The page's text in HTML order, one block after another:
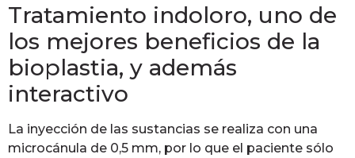
Tratamiento indoloro, uno de
los mejores beneficios de la
bioplastia, y además
interactivo
La inyección de las sustancias se realiza con una
microcánula de 0,5 mm, por lo que el paciente sólo